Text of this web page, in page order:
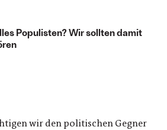
Populisten? Wir sollten damit
wir den politischen Gegner